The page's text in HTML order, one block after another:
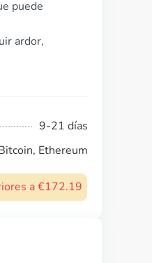
puede
ardor,
9-21 días
Ethereum
a €172.19